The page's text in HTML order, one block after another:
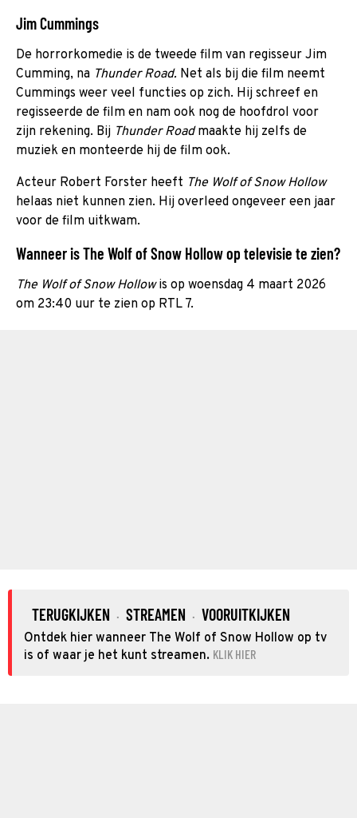
Jim Cummings
De horrorkomedie is de tweede film van regisseur Jim
Cumming, na Thunder Road. Net als bij die film neemt
Cummings weer veel functies op zich. Hij schreef en
regisseerde de film en nam ook nog de hoofdrol voor
zijn rekening. Bij Thunder Roadmaakte hij zelfs de
muziek en monteerde hij de film ook.
Acteur Robert Forster heeft The Wolf of Snow Hollow
helaas niet kunnen zien. Hij overleed ongeveer een jaar
voor de film uitkwam.
Wanneer is The Wolf of Snow Hollow op televisie te zien?
The Wolf of Snow Hollowis op woensdag 4 maart 2026
om 23:40 uur te zien op RTL 7.
TERUGKIJKEN · STREAMEN · VOORUITKIJKEN
Ontdek hier wanneer The Wolf of Snow Hollow op tv
is of waar je het kunt streamen. KLIK HIER